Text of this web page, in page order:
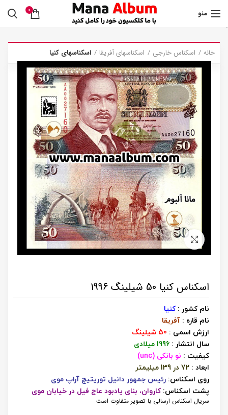
منو 0
.
خانه اسکناس خارجی اسکناسهای آفریقا اسکناسهای کنیا
برای بزرگنمایی کلیک کنید
اسکناس کنیا 50 شیلینگ 1996
نام کشور :کنیا
نام قاره : آفریقا
ارزش اسمی : 50 شیلینگ
سال انتشار : 1996 میلادی
کیفیت : نو بانکی (unc)
ابعاد : 72 در 139 میلیمتر
روی اسکناس: رئیس جمهور دانیل توریتیچ آراپ موی
پشت اسکناس: کاروان، بنای یادبود عاج فیل در خیابان موی
سریال اسکناس ارسالی با تصویر متفاوت است